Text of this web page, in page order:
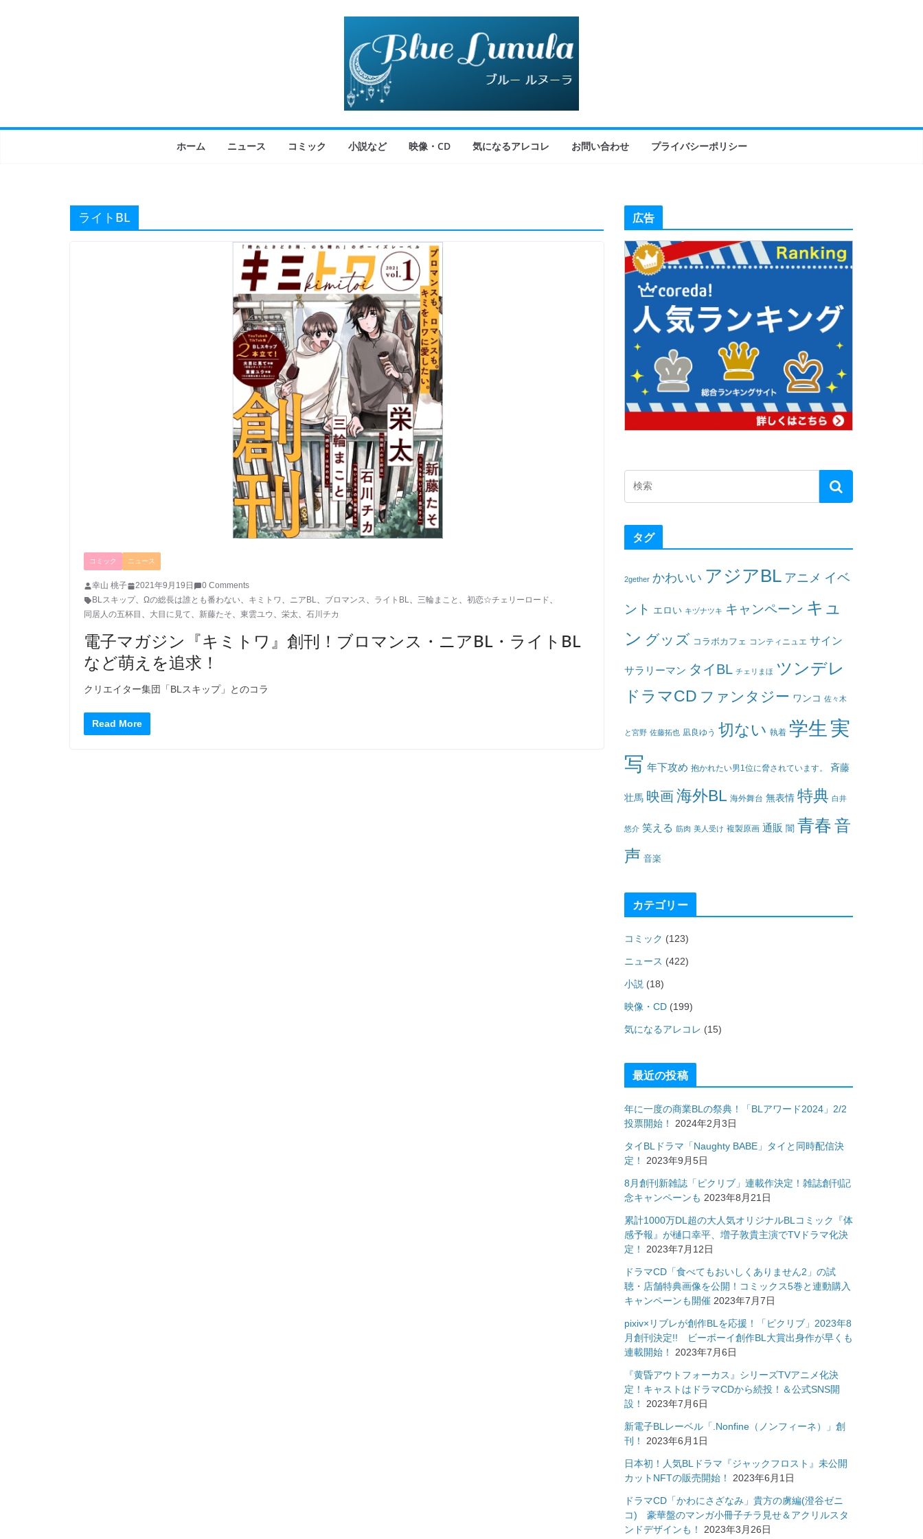
ホーム ニュース コミック 小説など 映像・CD 気になるアレコレ お問い合わせ プライバシーポリシー
ライトBL
コミック ニュース
幸山 桃子 2021年9月19日
0 Comments
BLスキップ、 Ωの総長は誰とも番わない、 キミトワ、 ニアBL、 ブロマンス、 ライトBL、 三輪まこと 、 初恋☆チェリーロード、
同居人の五杯目 、 大目に見て、 新藤たそ、 東雲ユウ、 栄太、 石川チカ
電子マガジン『キミトワ』創刊！ブロマンス・ニアBL・ライトBL
など萌えを追求！
クリエイター集団「BLスキップ」とのコラ
Read More
広告
タグ
2gether かわいい アジアBL アニメ イベ
ント エロい キヅナツキ キャンペーン キュ
ン グッズ コラボカフェ コンティニュエ サイン
サラリーマン タイBL チェリまほ ツンデレ
ドラマCD ファンタジー ワンコ 佐々木
と宮野 佐藤拓也 凪良ゆう 切ない 執着 学生 実
写 年下攻め 抱かれたい男1位に脅されています。 斉藤
壮馬 映画海外BL 海外舞台 無表情 特典 白井
悠介 笑える 筋肉 美人受け 複製原画 通販 闇 青春音
声 音楽
カテゴリー
コミック (123)
ニュース (422)
小説 (18)
映像・CD (199)
気になるアレコレ (15)
最近の投稿
年に一度の商業BLの祭典！「BLアワード2024」2/2
投票開始！
2024年2月3日
タイBLドラマ「Naughty BABE」タイと同時配信決
定！
2023年9月5日
8月創刊新雑誌「ピクリブ」連載作決定！雑誌創刊記
念キャンペーンも 2023年8月21日
累計1000万DL超の大人気オリジナルBLコミック『体
感予報』が樋口幸平、増子敦貴主演でTVドラマ化決
定！
2023年7月12日
ドラマCD「食べてもおいしくありません2」の試
聴・店舗特典画像を公開！コミックス5巻と連動購入
キャンペーンも開催 2023年7月7日
pixiv×リブレが創作BLを応援！「ピクリブ」2023年8
月創刊決定!! ビーボーイ創作BL大賞出身作が早くも
連載開始！
2023年7月6日
『黄昏アウトフォーカス』シリーズTVアニメ化決
定！キャストはドラマCDから続投！＆公式SNS開
設！
2023年7月6日
新電子BLレーベル「.Nonfine（ノンフィーネ）」創
刊！
2023年6月1日
日本初！人気BLドラマ『ジャックフロスト』未公開
カットNFTの販売開始！
2023年6月1日
ドラマCD「かわにさざなみ」貴方の虜編(澄谷ゼニ
コ) 豪華盤のマンガ小冊子チラ見せ＆アクリルスタ
ンドデザインも！
2023年3月26日